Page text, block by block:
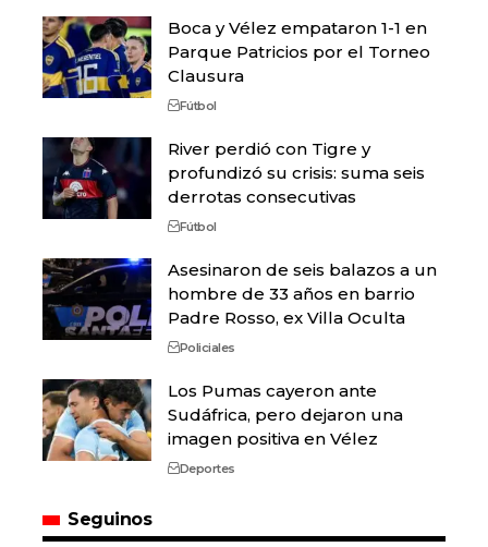
Boca y Vélez empataron 1-1 en
Parque Patricios por el Torneo
Clausura
Fútbol
River perdió con Tigre y
profundizó su crisis: suma seis
derrotas consecutivas
Fútbol
Asesinaron de seis balazos a un
hombre de 33 años en barrio
Padre Rosso, ex Villa Oculta
Policiales
Los Pumas cayeron ante
Sudáfrica, pero dejaron una
imagen positiva en Vélez
Deportes
Seguinos